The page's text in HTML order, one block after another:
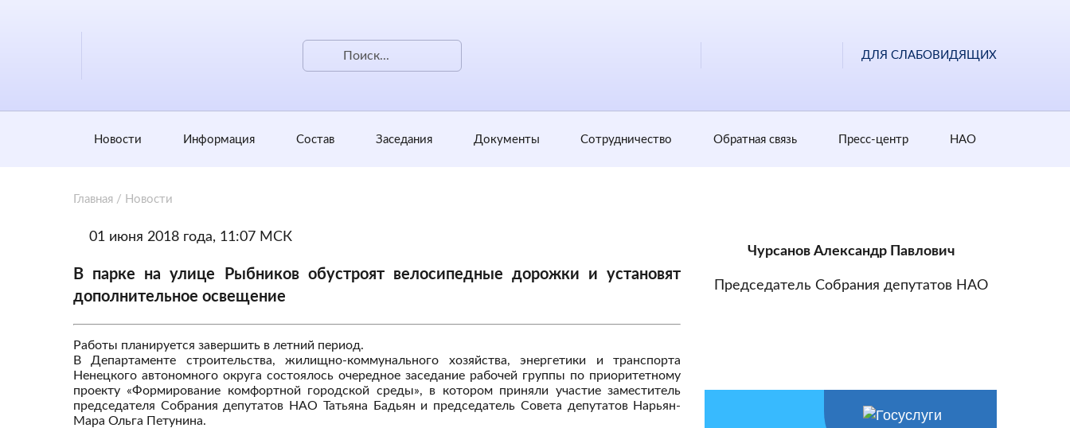
ДЛЯ СЛАБОВИДЯЩИХ
Новости Информация Состав Заседания Документы Сотрудничество Обратная cвязь Пресс-центр НАО
Главная / Новости
01 июня 2018 года, 11:07 МСК
В парке на улице Рыбников обустроят велосипедные дорожки и установят
дополнительное освещение
Работы планируется завершить в летний период.
В Департаменте строительства, жилищно-коммунального хозяйства, энергетики и транспорта
Ненецкого автономного округа состоялось очередное заседание рабочей группы по приоритетному
проекту «Формирование комфортной городской среды», в котором приняли участие заместитель
председателя Собрания депутатов НАО Татьяна Бадьян и председатель Совета депутатов Нарьян-
Мара Ольга Петунина.
Чурсанов Александр Павлович
Председатель Собрания депутатов НАО